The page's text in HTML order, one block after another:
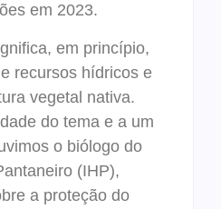
em 2023.
em princípio,
recursos hídricos e
vegetal nativa.
do tema e a um
o biólogo do
(IHP),
a proteção do